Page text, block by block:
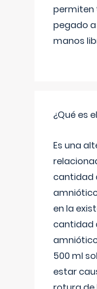
permiten
pegado a
manos
¿Qué es
Es una
cantidad
en la
cantidad
500 ml
estar